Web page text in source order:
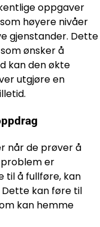
oppgaver
høyere nivåer
gjenstander. Dette
ønsker å
kan den økte
utgjøre en
når de prøver å
er
til å fullføre, kan
Dette kan føre til
kan hemme